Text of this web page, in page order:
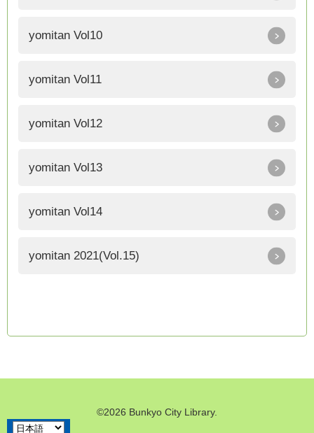
yomitan Vol10
yomitan Vol11
yomitan Vol12
yomitan Vol13
yomitan Vol14
yomitan 2021(Vol.15)
©2026 Bunkyo City Library.